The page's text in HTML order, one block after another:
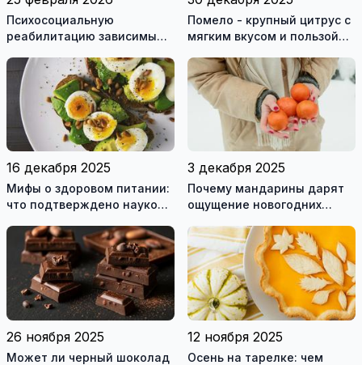
Психосоциальную
реабилитацию зависимым
лицензированные
учреждения
Помело - крупный цитрус с
мягким вкусом и пользой
16 декабря 2025
Мифы о здоровом питании:
что подтверждено наукой,
3 декабря 2025
Почему мандарины дарят
ощущение новогодних
26 ноября 2025
Может ли черный шоколад
12 ноября 2025
Осень на тарелке: чем